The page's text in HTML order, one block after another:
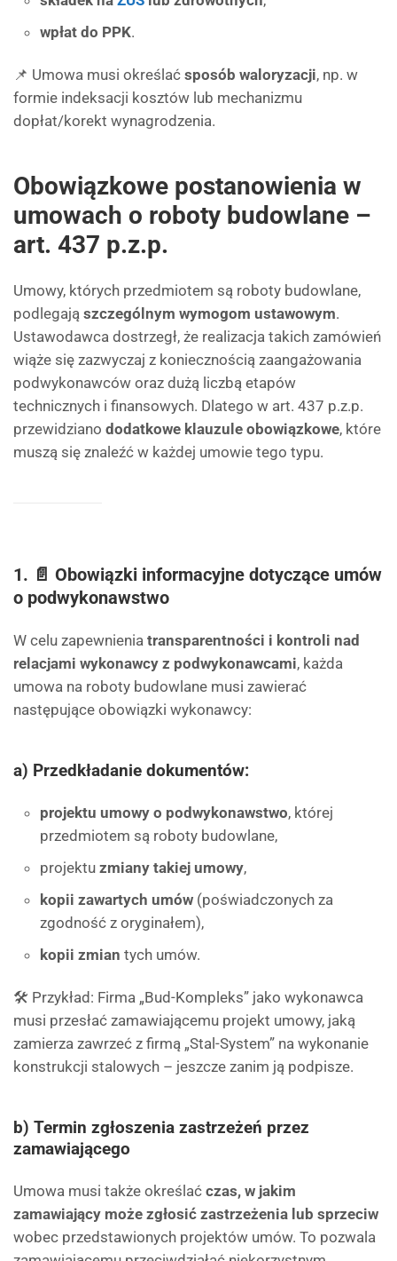
wpłat do PPK.
📌 Umowa musi określać sposób waloryzacji, np. w
formie indeksacji kosztów lub mechanizmu
dopłat/korekt wynagrodzenia.
Obowiązkowe postanowienia w
umowach o roboty budowlane –
art. 437 p.z.p.
Umowy, których przedmiotem są roboty budowlane,
podlegają szczególnym wymogom ustawowym.
Ustawodawca dostrzegł, że realizacja takich zamówień
wiąże się zazwyczaj z koniecznością zaangażowania
podwykonawców oraz dużą liczbą etapów
technicznych i finansowych. Dlatego w art. 437 p.z.p.
przewidziano dodatkowe klauzule obowiązkowe, które
muszą się znaleźć w każdej umowie tego typu.
1. 📄 Obowiązki informacyjne dotyczące umów
o podwykonawstwo
W celu zapewnienia transparentności i kontroli nad
relacjami wykonawcy z podwykonawcami, każda
umowa na roboty budowlane musi zawierać
następujące obowiązki wykonawcy:
a) Przedkładanie dokumentów:
projektu umowy o podwykonawstwo, której
przedmiotem są roboty budowlane,
projektu zmiany takiej umowy,
kopii zawartych umów (poświadczonych za
zgodność z oryginałem),
kopii zmian tych umów.
🛠️ Przykład: Firma „Bud-Kompleks” jako wykonawca
musi przesłać zamawiającemu projekt umowy, jaką
zamierza zawrzeć z firmą „Stal-System” na wykonanie
konstrukcji stalowych – jeszcze zanim ją podpisze.
b) Termin zgłoszenia zastrzeżeń przez
zamawiającego
Umowa musi także określać czas, w jakim
zamawiający może zgłosić zastrzeżenia lub sprzeciw
wobec przedstawionych projektów umów. To pozwala